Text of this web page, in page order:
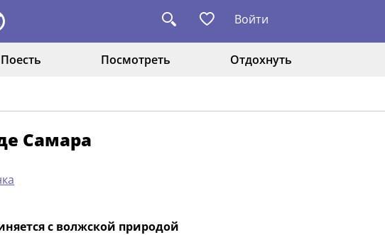
Войти
Поесть Посмотреть Отдохнуть
Самара
с волжской природой